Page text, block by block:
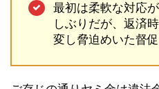
最初は柔軟な対応
しぶりだが、返済
変し脅迫めいた督促